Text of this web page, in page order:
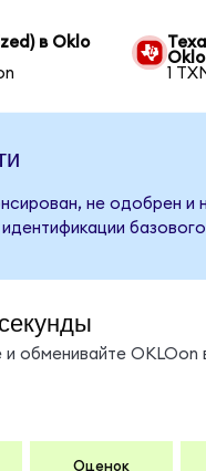
в Oklo
1
не одобрен и
и обменивайте
Оценок